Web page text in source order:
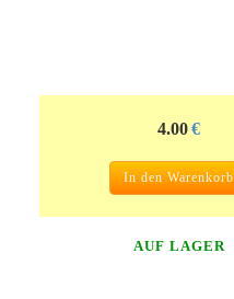
4.00€
In den Warenkorb
AUF LAGER